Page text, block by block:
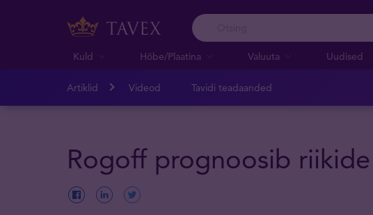
Kuld Hõbe/Plaatina Valuuta Uudised
Artiklid Videod Tavidi teadaanded
Rogoff prognoosib